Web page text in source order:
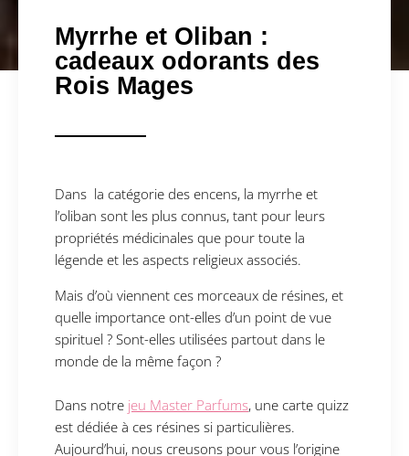
Myrrhe et Oliban :
cadeaux odorants des
Rois Mages
Dans la catégorie des encens, la myrrhe et
l’oliban sont les plus connus, tant pour leurs
propriétés médicinales que pour toute la
légende et les aspects religieux associés.
Mais d’où viennent ces morceaux de résines, et
quelle importance ont-elles d’un point de vue
spirituel ? Sont-elles utilisées partout dans le
monde de la même façon ?
Dans notre jeu Master Parfums, une carte quizz
est dédiée à ces résines si particulières.
Aujourd’hui, nous creusons pour vous l’origine